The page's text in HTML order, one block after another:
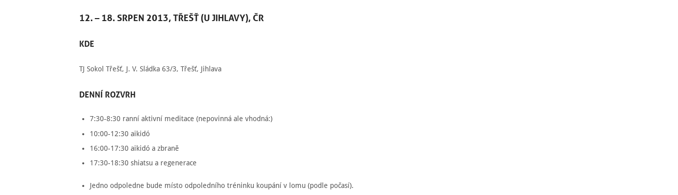
12. – 18. SRPEN 2013, TŘEŠŤ (U JIHLAVY), ČR
KDE
TJ Sokol Třešť, J. V. Sládka 63/3, Třešť, Jihlava
DENNÍ ROZVRH
7:30-8:30 ranní aktivní meditace (nepovinná ale vhodná:)
10:00-12:30 aikidó
16:00-17:30 aikidó a zbraně
17:30-18:30 shiatsu a regenerace
Jedno odpoledne bude místo odpoledního tréninku koupání v lomu (podle počasí).